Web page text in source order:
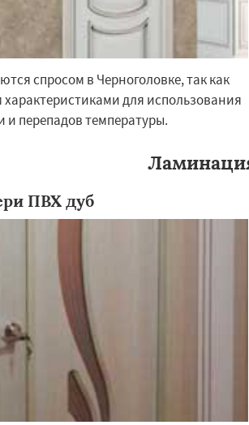
спросом в Черноголовке, так как
для использования
и перепадов температуры.
ПВХ дуб